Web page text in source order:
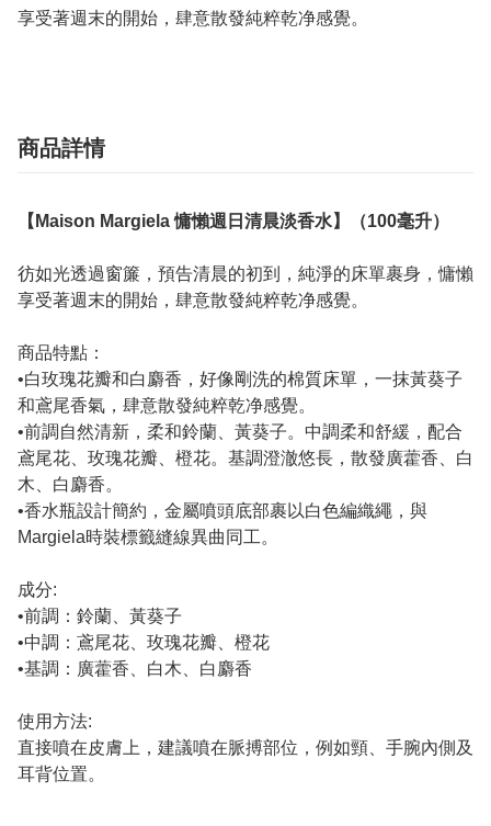
享受著週末的開始，肆意散發純粹乾净感覺。
商品詳情
【Maison Margiela 慵懶週日清晨淡香水】（100毫升）
彷如光透過窗簾，預告清晨的初到，純淨的床單裹身，慵懶
享受著週末的開始，肆意散發純粹乾净感覺。
商品特點：
•白玫瑰花瓣和白麝香，好像剛洗的棉質床單，一抹黃葵子
和鳶尾香氣，肆意散發純粹乾净感覺。
•前調自然清新，柔和鈴蘭、黃葵子。中調柔和舒緩，配合
鳶尾花、玫瑰花瓣、橙花。基調澄澈悠長，散發廣藿香、白
木、白麝香。
•香水瓶設計簡約，金屬噴頭底部裹以白色編織繩，與
Margiela時裝標籤縫線異曲同工。
成分:
•前調：鈴蘭、黃葵子
•中調：鳶尾花、玫瑰花瓣、橙花
•基調：廣藿香、白木、白麝香
使用方法:
直接噴在皮膚上，建議噴在脈搏部位，例如頸、手腕內側及
耳背位置。